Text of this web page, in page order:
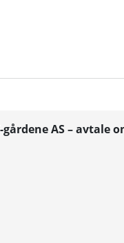
gårdene AS –